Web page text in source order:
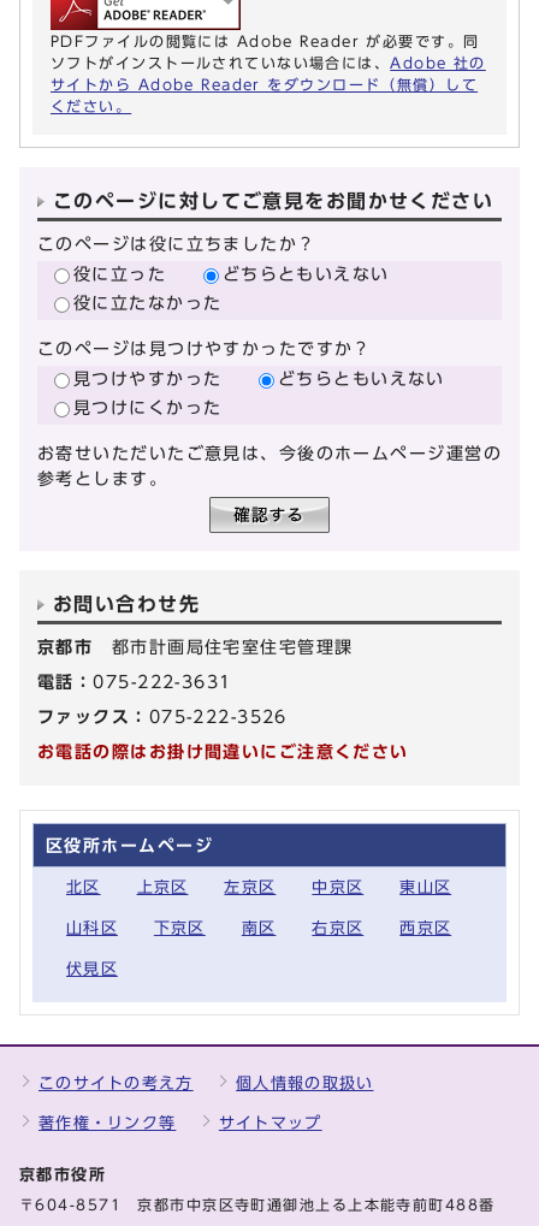
PDFファイルの閲覧には Adobe Reader が必要です。同
ソフトがインストールされていない場合には、 Adobe 社の
サイトから Adobe Reader をダウンロード（無償）して
ください。
このページに対してご意見をお聞かせください
このページは役に立ちましたか？
役に立った
どちらともいえない
役に立たなかった
このページは見つけやすかったですか？
見つけやすかった
どちらともいえない
見つけにくかった
お寄せいただいたご意見は、今後のホームページ運営の
参考とします。
お問い合わせ先
京都市 都市計画局住宅室住宅管理課
電話：075-222-3631
ファックス： 075-222-3526
お電話の際はお掛け間違いにご注意ください
区役所ホームページ
北区 上京区 左京区 中京区 東山区
山科区 下京区 南区 右京区 西京区
伏見区
このサイトの考え方 個人情報の取扱い
著作権・リンク等 サイトマップ
京都市役所
〒604-8571 京都市中京区寺町通御池上る上本能寺前町488番